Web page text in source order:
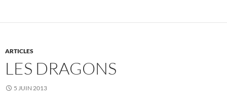
ARTICLES
LES DRAGONS
5 JUIN 2013